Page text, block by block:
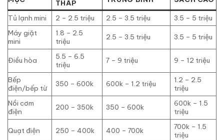
THẤP
Tủ lạnh mini 2 – 2.5 triệu 2.5 – 3.5 triệu
3.5 – 5 triệu
Máy giặt
mini
1.8 – 2.5
triệu
2.5 – 3.5 triệu 3.5 – 5 triệu
Điều hòa
5.5 – 6.5
triệu
7 – 9 triệu 9 – 12 triệu
Bếp
điện/bếp từ
350 – 600k 600k – 1.2 triệu
1.2 – 2.5
triệu
Nồi cơm
điện
200 – 350k 350 – 600k
600k – 1.5
triệu
Quạt điện 250 – 400k 400 – 700k
700k – 1.5
triệu